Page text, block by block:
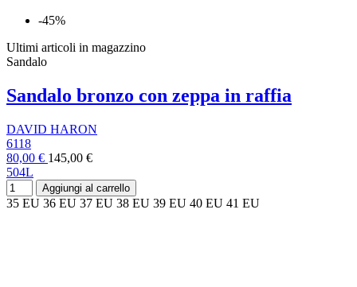
-45%
Ultimi articoli in magazzino
Sandalo
Sandalo bronzo con zeppa in raffia
DAVID HARON
6118
80,00 € 145,00 €
504L
Aggiungi al carrello
35 EU 36 EU 37 EU 38 EU 39 EU 40 EU 41 EU